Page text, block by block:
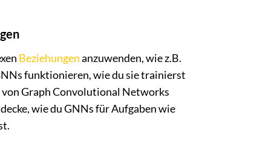
Beziehungenanzuwenden, wie z.B.
funktionieren, wie du sie trainierst
von Graph Convolutional Networks
wie du GNNs für Aufgaben wie